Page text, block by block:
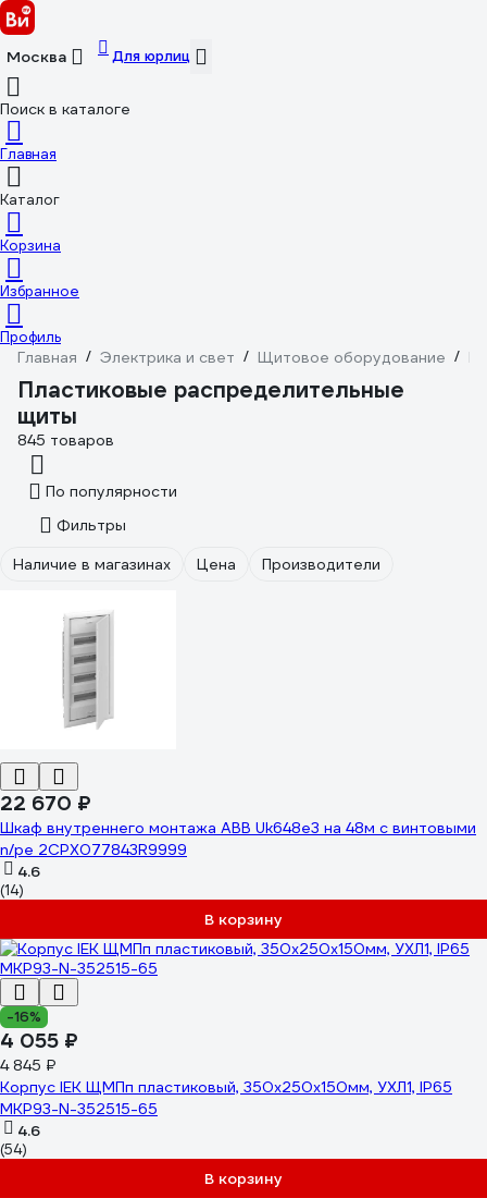
Москва Для юрлиц
Поиск в каталоге
Главная
Каталог
Корзина
Избранное
Профиль
Главная / Электрика и свет / Щитовое оборудование /
Пластиковые распределительные
щиты
845 товаров
По популярности
Фильтры
Наличие в магазинах
Цена Производители
22 670 ₽
Шкаф внутреннего монтажа ABB Uk648e3 на 48м с винтовыми
n/pe 2CPX077843R9999
4.6
(14)
В корзину
-16%
4 055 ₽
4 845 ₽
Корпус IEK ЩМПп пластиковый, 350х250х150мм, УХЛ1, IP65
MKP93-N-352515-65
4.6
(54)
В корзину